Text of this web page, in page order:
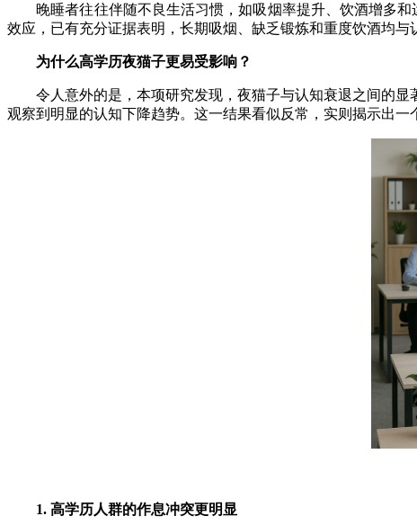
晚睡者往往伴随不良生活习惯，如吸烟率提升、饮酒增多和
效应，已有充分证据表明，长期吸烟、缺乏锻炼和重度饮酒均
为什么高学历夜猫子更易受影响？
令人意外的是，本项研究发现，夜猫子与认知衰退之间的显
观察到明显的认知下降趋势。这一结果看似反常，实则揭示出一
1. 高学历人群的作息冲突更明显